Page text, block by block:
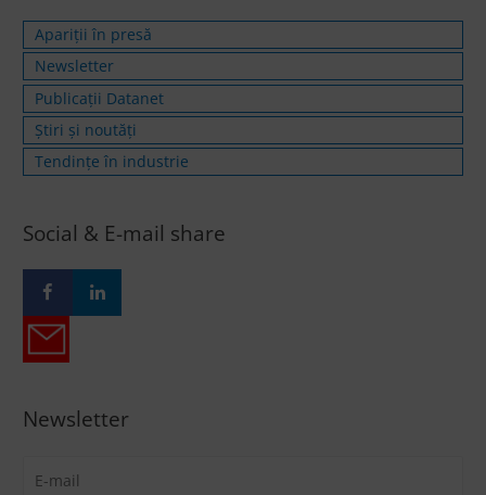
Apariții în presă
Newsletter
Publicații Datanet
Știri și noutăți
Tendințe în industrie
Social & E-mail share
Newsletter